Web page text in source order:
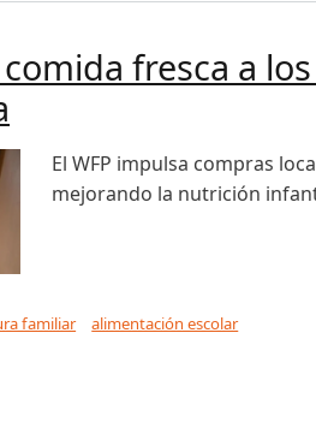
comida fresca a
El WFP impulsa compras
mejorando la nutrición
familiar alimentación escolar